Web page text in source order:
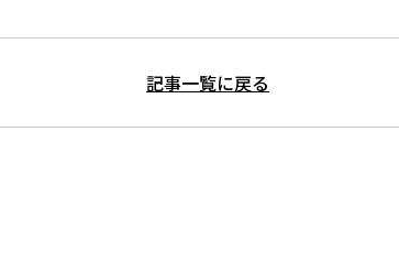
記事一覧に戻る